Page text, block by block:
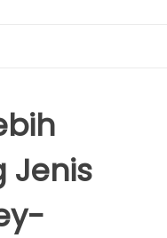
Jenis